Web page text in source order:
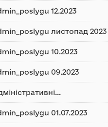
12.2023
листопад 2023
10.2023
09.2023
01.07.2023